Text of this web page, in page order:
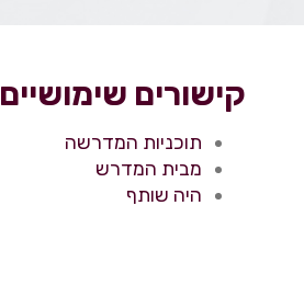
קישורים שימושיים
תוכניות המדרשה
מבית המדרש
היה שותף